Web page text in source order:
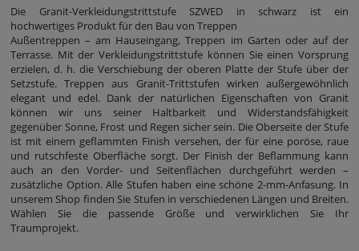
Die Granit-Verkleidungstrittstufe SZWED in schwarz ist ein
hochwertiges Produkt für den Bau von Treppen
Außentreppen – am Hauseingang, Treppen im Garten oder auf der
Terrasse. Mit der Verkleidungstrittstufe können Sie einen Vorsprung
erzielen, d. h. die Verschiebung der oberen Platte der Stufe über der
Setzstufe. Treppen aus Granit-Trittstufen wirken außergewöhnlich
elegant und edel. Dank der natürlichen Eigenschaften von Granit
können wir uns seiner Haltbarkeit und Widerstandsfähigkeit
gegenüber Sonne, Frost und Regen sicher sein. Die Oberseite der Stufe
ist mit einem geflammten Finish versehen, der für eine poröse, raue
und rutschfeste Oberfläche sorgt. Der Finish der Beflammung kann
auch an den Vorder- und Seitenflächen durchgeführt werden –
zusätzliche Option. Alle Stufen haben eine schöne 2-mm-Anfasung. In
unserem Shop finden Sie Stufen in verschiedenen Längen und Breiten.
Wählen Sie die passende Größe und verwirklichen Sie Ihr
Traumprojekt.